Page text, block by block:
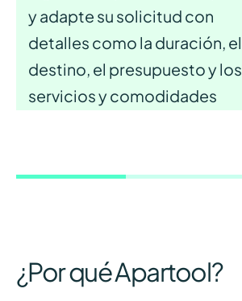
y adapte su solicitud con
detalles como la duración, el
destino, el presupuesto y los
servicios y comodidades
¿Por qué Apartool?